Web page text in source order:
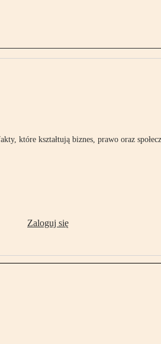
które kształtują biznes, prawo oraz
Zaloguj się